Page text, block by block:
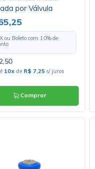
por Válvula
UP613 (6V 1.3Ah)
ou Boleto com 10% de
10x de R$ 7,25 s/ juros
Comprar